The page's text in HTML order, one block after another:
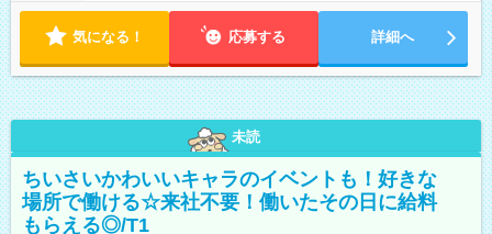
気になる！ 応募する 詳細へ
未読
ちいさいかわいいキャラのイベントも！好きな
場所で働ける☆来社不要！働いたその日に給料
もらえる◎/T1